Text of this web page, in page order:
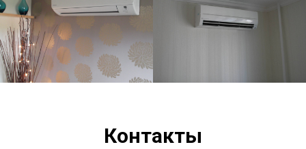
Контакты